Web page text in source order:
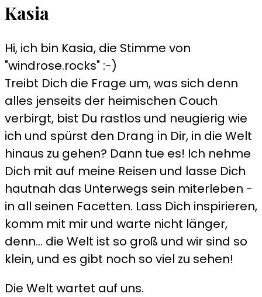
Kasia
Hi, ich bin Kasia, die Stimme von
"windrose.rocks" :-)
Treibt Dich die Frage um, was sich denn
alles jenseits der heimischen Couch
verbirgt, bist Du rastlos und neugierig wie
ich und spürst den Drang in Dir, in die Welt
hinaus zu gehen? Dann tue es! Ich nehme
Dich mit auf meine Reisen und lasse Dich
hautnah das Unterwegs sein miterleben -
in all seinen Facetten. Lass Dich inspirieren,
komm mit mir und warte nicht länger,
denn... die Welt ist so groß und wir sind so
klein, und es gibt noch so viel zu sehen!
Die Welt wartet auf uns.